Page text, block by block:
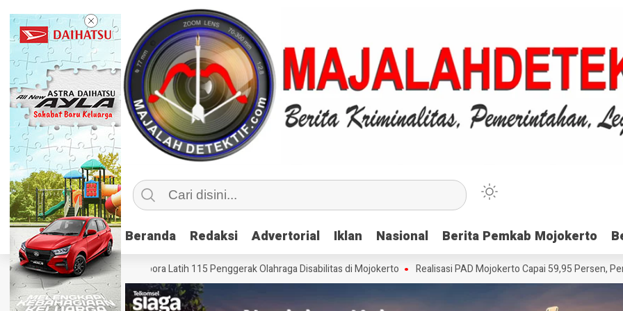
Beranda Redaksi Advertorial Iklan Nasional Berita Pemkab Mojokerto
Beranda Redaksi Advertorial Iklan Nasional Berita Pemkab Mojokerto
Inklusif, Kemenpora Latih 115 Penggerak Olahraga Disabilitas di Mojokerto Realisasi PAD Mojokerto Capai 59,95 Persen, Pemkab